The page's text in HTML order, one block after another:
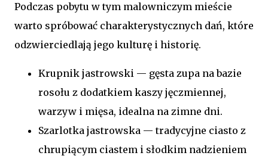
Podczas pobytu w tym malowniczym mieście
warto spróbować charakterystycznych dań, które
odzwierciedlają jego kulturę i historię.
Krupnik jastrowski — gęsta zupa na bazie
rosołu z dodatkiem kaszy jęczmiennej,
warzyw i mięsa, idealna na zimne dni.
Szarlotka jastrowska — tradycyjne ciasto z
chrupiącym ciastem i słodkim nadzieniem